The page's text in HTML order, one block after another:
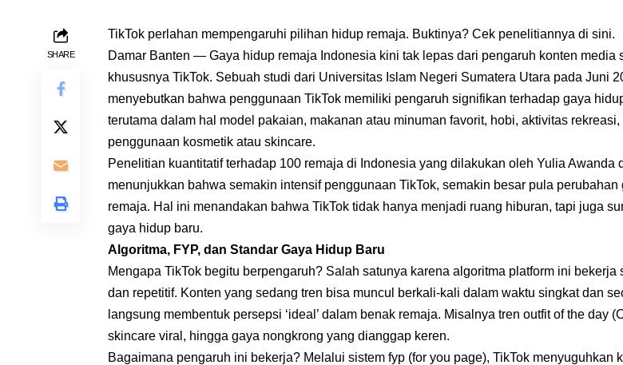
SHARE
TikTok perlahan mempengaruhi pilihan hidup remaja. Buktinya? Cek penelitiannya di sini.
Damar Banten — Gaya hidup remaja Indonesia kini tak lepas dari pengaruh konten media
khususnya TikTok. Sebuah studi dari Universitas Islam Negeri Sumatera Utara pada Juni
menyebutkan bahwa penggunaan TikTok memiliki pengaruh signifikan terhadap gaya
terutama dalam hal model pakaian, makanan atau minuman favorit, hobi, aktivitas rekreasi,
penggunaan kosmetik atau skincare.
Penelitian kuantitatif terhadap 100 remaja di Indonesia yang dilakukan oleh Yulia Awanda
menunjukkan bahwa semakin intensif penggunaan TikTok, semakin besar pula perubahan
remaja. Hal ini menandakan bahwa TikTok tidak hanya menjadi ruang hiburan, tapi juga
gaya hidup baru.
Algoritma, FYP, dan Standar Gaya Hidup Baru
Mengapa TikTok begitu berpengaruh? Salah satunya karena algoritma platform ini bekerja
dan repetitif. Konten yang sedang tren bisa muncul berkali-kali dalam waktu singkat dan
langsung membentuk persepsi ‘ideal’ dalam benak remaja. Misalnya tren outfit of the day
skincare viral, hingga gaya nongkrong yang dianggap keren.
Bagaimana pengaruh ini bekerja? Melalui sistem fyp (for you page), TikTok menyuguhkan